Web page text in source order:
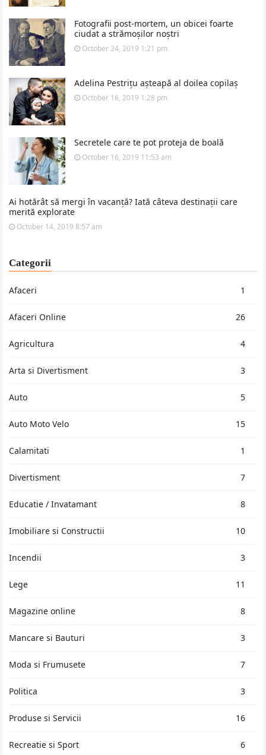
Fotografii post-mortem, un obicei foarte
ciudat a strămoșilor noștri
October 24, 2019 1:21 pm
Adelina Pestrițu așteapă al doilea copilaș
October 16, 2019 1:28 pm
Secretele care te pot proteja de boală
October 16, 2019 11:53 am
Ai hotărât să mergi în vacanță? Iată câteva destinații care
merită explorate
October 14, 2019 8:57 am
Categorii
Afaceri 1
Afaceri Online 26
Agricultura 4
Arta si Divertisment 3
Auto 5
Auto Moto Velo 15
Calamitati 1
Divertisment 7
Educatie / Invatamant 8
Imobiliare si Constructii 10
Incendii 3
Lege 11
Magazine online 8
Mancare si Bauturi 3
Moda si Frumusete 7
Politica 3
Produse si Servicii 16
Recreatie si Sport 6